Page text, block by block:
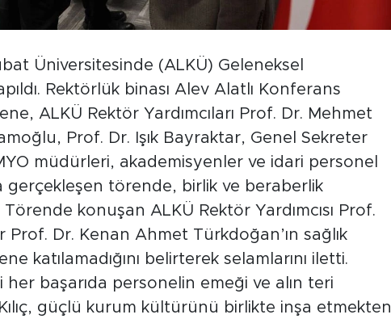
Üniversitesinde (ALKÜ) Geleneksel
Rektörlük binası Alev Alatlı Konferans
ALKÜ Rektör Yardımcıları Prof. Dr. Mehmet
Prof. Dr. Işık Bayraktar, Genel Sekreter
müdürleri, akademisyenler ve idari personel
gerçekleşen törende, birlik ve beraberlik
Törende konuşan ALKÜ Rektör Yardımcısı Prof.
Prof. Dr. Kenan Ahmet Türkdoğan’ın sağlık
katılamadığını belirterek selamlarını iletti.
başarıda personelin emeği ve alın teri
güçlü kurum kültürünü birlikte inşa etmekten